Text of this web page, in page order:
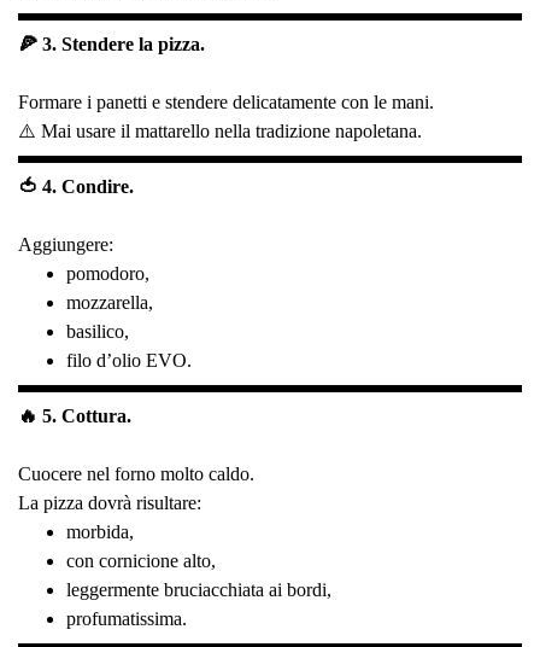
🍕 3. Stendere la pizza.
Formare i panetti e stendere delicatamente con le mani.
⚠️ Mai usare il mattarello nella tradizione napoletana.
🍅 4. Condire.
Aggiungere:
pomodoro,
mozzarella,
basilico,
filo d’olio EVO.
🔥 5. Cottura.
Cuocere nel forno molto caldo.
La pizza dovrà risultare:
morbida,
con cornicione alto,
leggermente bruciacchiata ai bordi,
profumatissima.